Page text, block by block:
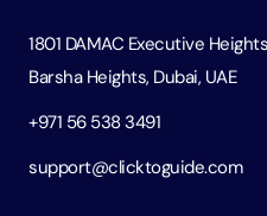
1801 DAMAC Executive
Barsha Heights, Dubai, UAE
+971 56 538 3491
support@clicktoguide.com